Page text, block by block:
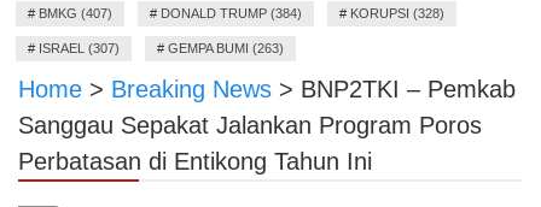
# BMKG (407) # DONALD TRUMP (384) # KORUPSI (328)
# ISRAEL (307) # GEMPA BUMI (263)
Home > Breaking News > BNP2TKI – Pemkab
Sanggau Sepakat Jalankan Program Poros
Perbatasan di Entikong Tahun Ini